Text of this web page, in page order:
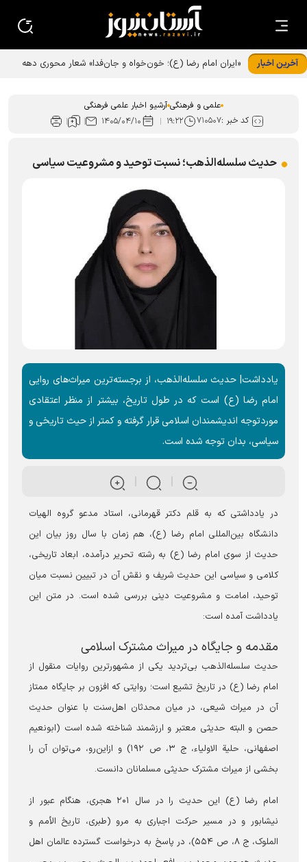
آخرین اخبار
علمی و فرهنگی آرشیو اخبار علمی فرهنگی
کد خبر :۷۱۰۵۰۷ ۱۹:۲۲ ۱۴۰۵/۰۴/۱۰
حدیث سلسله‌الذهب؛ نسبت توحید و مشروعیت سیاسی
یادداشت| حدیث سلسله‌الذهب، از برجسته‌ترین میراث‌های روایی
امام رضا (ع) است که در طول تاریخ، بیشتر از منظر اعتقادی
موردتوجه اندیشمندان اسلامی قرار گرفته و کمتر از حیث تاریخی و
سیاسی، بدان توجه شده است.
در یادداشتی که به قلم دکتر قهرمانی، استاد مدعو گروه الهیات
دانشگاه بین‌المللی امام رضا (ع)، هم زمان با سال روز بیان این
حدیث از سوی امام رضا (ع) به رشته تحریر درآمده، ابعاد تاریخی،
کلامی و سیاسی این حدیث شریف و نقش آن در تبیین نسبت میان
توحید، امامت و مشروعیت دینی بررسی شده است. در متن این
یادداشت آمده است:
مقدمه و جایگاه در میراث مشترک اسلامی
حدیث سلسله‌الذهب بی‌تردید یکی از مشهورترین روایات منقول از
امام رضا (ع) در تاریخ تشیع است؛ روایتی که افزون بر جایگاه ممتاز
آن در میراث شیعی، در میان محدثان اهل‌سنت با عنوان حدیث
حصن و البته حدیثی معتبر و ارزشمند شناخته شده است (ابونعیم
اصفهانی، حلیة الاولیاء، ج ۳، ص ۱۹۲) و ازاین‌رو، می‌توان آن را
بخشی از میراث مشترک حدیثی مسلمانان دانست.
امام رضا (ع) این حدیث را در سال ۲۰۱ هجری، هنگام عبور از
نیشابور و در مسیر حرکت اجباری به مرو (طبری، تاریخ الأمم و
الملوک، ج ۸، ص ۵۵۴)، در پاسخ به درخواست گسترده عالمان اهل